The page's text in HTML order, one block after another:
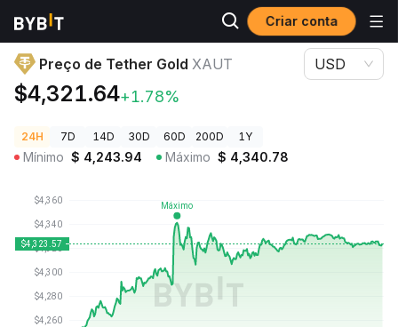
Criar conta
Preços de Criptomoedas Preço de Tether Gold XAUT
Preço de Tether Gold XAUT
$4,321.64+1.78%
USD
24H 7D 14D 30D 60D 200D 1Y
Mínimo $ 4,243.94 Máximo $ 4,340.78